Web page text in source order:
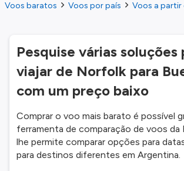
Voos baratos Voos por país Voos a partir
Pesquise várias soluções
viajar de Norfolk para
com um preço baixo
Comprar o voo mais barato é possível
ferramenta de comparação de voos da
lhe permite comparar opções para
para destinos diferentes em Argentina.